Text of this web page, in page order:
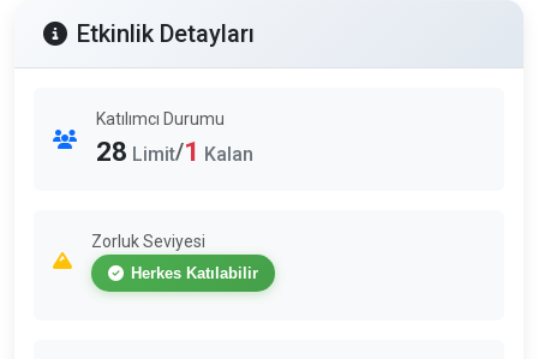
Etkinlik Detayları
Katılımcı Durumu
28 Limit/1 Kalan
Zorluk Seviyesi
Herkes Katılabilir